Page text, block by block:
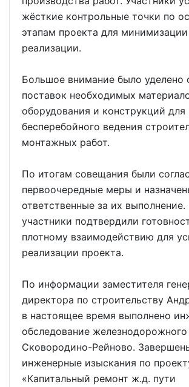
жёсткие контрольные точки по
этапам проекта для
реализации.
Большое внимание было уделено
поставок необходимых
оборудования и конструкций для
бесперебойного ведения
монтажных работ.
По итогам совещания были
первоочередные меры и
ответственные за их выполнение.
участники подтвердили
плотному взаимодействию для
реализации проекта.
По информации заместителя
директора по строительству
в настоящее время выполнено
обследование железнодорожного
Сковородино-Рейново.
инженерные изыскания по
«Капитальный ремонт ж.д. пути